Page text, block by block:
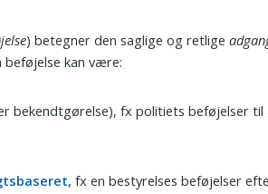
) betegner den saglige og retlige
beføjelse kan være:
bekendtgørelse), fx politiets beføjelser til
, fx en bestyrelses beføjelser